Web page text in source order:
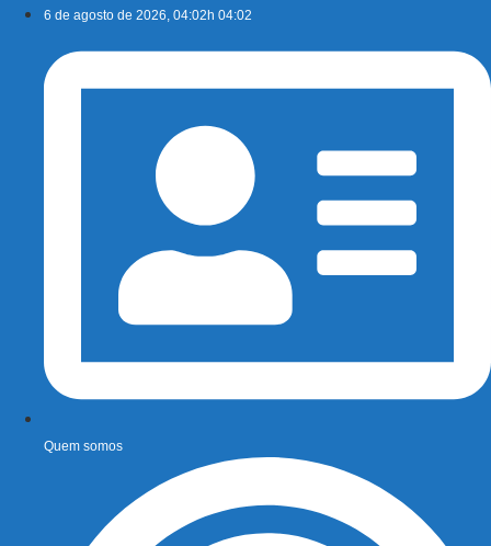
conteúdo
6 de agosto de 2026, 04:02h 04:02
Quem somos